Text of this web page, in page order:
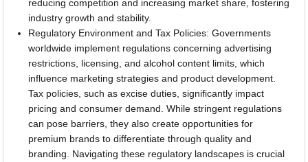
reducing competition and increasing market share, fostering
industry growth and stability.
Regulatory Environment and Tax Policies: Governments
worldwide implement regulations concerning advertising
restrictions, licensing, and alcohol content limits, which
influence marketing strategies and product development.
Tax policies, such as excise duties, significantly impact
pricing and consumer demand. While stringent regulations
can pose barriers, they also create opportunities for
premium brands to differentiate through quality and
branding. Navigating these regulatory landscapes is crucial